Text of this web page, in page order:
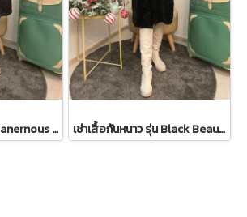
เช่าเสื้อกันหนาว รุ่น Canernous Black Single Breasted Coat 2109GCT1630FABK1 เช่าเสื้อกันหนาว รุ่น Black Beauty Single Breasted Coat 2108GCL1544FABK1